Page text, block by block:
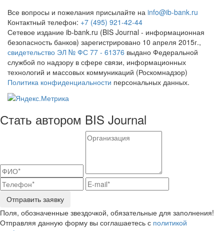
Все вопросы и пожелания присылайте на info@ib-bank.ru
Контактный телефон: +7 (495) 921-42-44
Сетевое издание ib-bank.ru (BIS Journal - информационная
безопасность банков) зарегистрировано 10 апреля 2015г.,
свидетельство ЭЛ № ФС 77 - 61376 выдано Федеральной
службой по надзору в сфере связи, информационных
технологий и массовых коммуникаций (Роскомнадзор)
Политика конфиденциальности персональных данных.
Стать автором BIS Journal
Отправить заявку
Поля, обозначенные звездочкой, обязательные для заполнения!
Отправляя данную форму вы соглашаетесь с политикой